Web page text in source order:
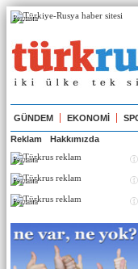
Реклама
GÜNDEM EKONOMİ
Reklam Hakkımızda
Реклама
Реклама
Реклама